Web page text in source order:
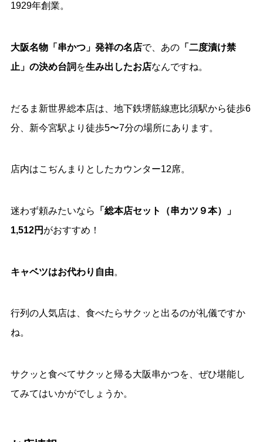
1929年創業。
大阪名物「串かつ」発祥の名店で、 あの「二度漬け禁
止」の決め台詞 を生み出したお店なんですね。
だるま新世界総本店は、地下鉄堺筋線恵比須駅から徒歩6
分、新今宮駅より徒歩5〜7分の場所にあります。
店内はこぢんまりとしたカウンター12席。
迷わず頼みたいなら
「総本店セット（串カツ９本）」
1,512円 がおすすめ！
キャベツはお代わり自由。
行列の人気店は、食べたらサクッと出るのが礼儀ですか
ね。
サクッと食べてサクッと帰る大阪串かつを、ぜひ堪能し
てみてはいかがでしょうか。